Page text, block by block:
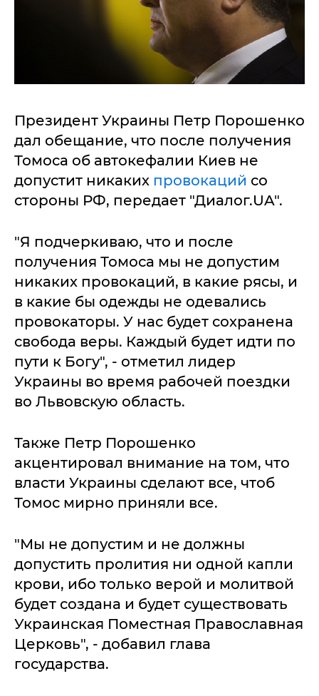
Президент Украины Петр Порошенко
дал обещание, что после получения
Томоса об автокефалии Киев не
допустит никаких провокаций со
стороны РФ, передает "Диалог.UA".
"Я подчеркиваю, что и после
получения Томоса мы не допустим
никаких провокаций, в какие рясы, и
в какие бы одежды не одевались
провокаторы. У нас будет сохранена
свобода веры. Каждый будет идти по
пути к Богу", - отметил лидер
Украины во время рабочей поездки
во Львовскую область.
Также Петр Порошенко
акцентировал внимание на том, что
власти Украины сделают все, чтоб
Томос мирно приняли все.
"Мы не допустим и не должны
допустить пролития ни одной капли
крови, ибо только верой и молитвой
будет создана и будет существовать
Украинская Поместная Православная
Церковь", - добавил глава
государства.